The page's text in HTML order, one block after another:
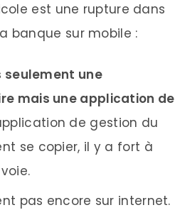
est une rupture dans
banque sur mobile :
seulement une
mais une application de
de gestion du
se copier, il y a fort à
pas encore sur internet.